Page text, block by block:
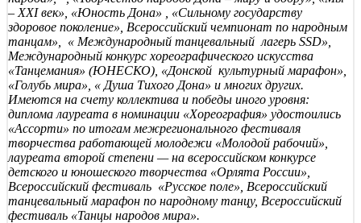
– ХХI век», «Юность Дона» , «Сильному государству
здоровое поколение», Всероссийский чемпионат по народным
танцам», « Международный танцевальный лагерь SSD»,
Международный конкурс хореографического искусства
«Танцемания» (ЮНЕСКО), «Донской культурный марафон»,
«Голубь мира», « Душа Тихого Дона» и многих других.
Имеются на счету коллектива и победы иного уровня:
диплома лауреата в номинации «Хореография» удостоились
«Ассорти» по итогам межрегионального фестиваля
творчества работающей молодежи «Молодой рабочий»,
лауреата второй степени — на всероссийском конкурсе
детского и юношеского творчества «Орлята России»,
Всероссийский фестиваль «Русское поле», Всероссийский
танцевальный марафон по народному танцу, Всероссийский
фестиваль «Танцы народов мира».